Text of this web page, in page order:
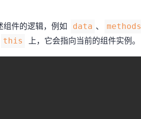
组件的逻辑，例如
data 、 methods
this 上，它会指向当前的组件实例。